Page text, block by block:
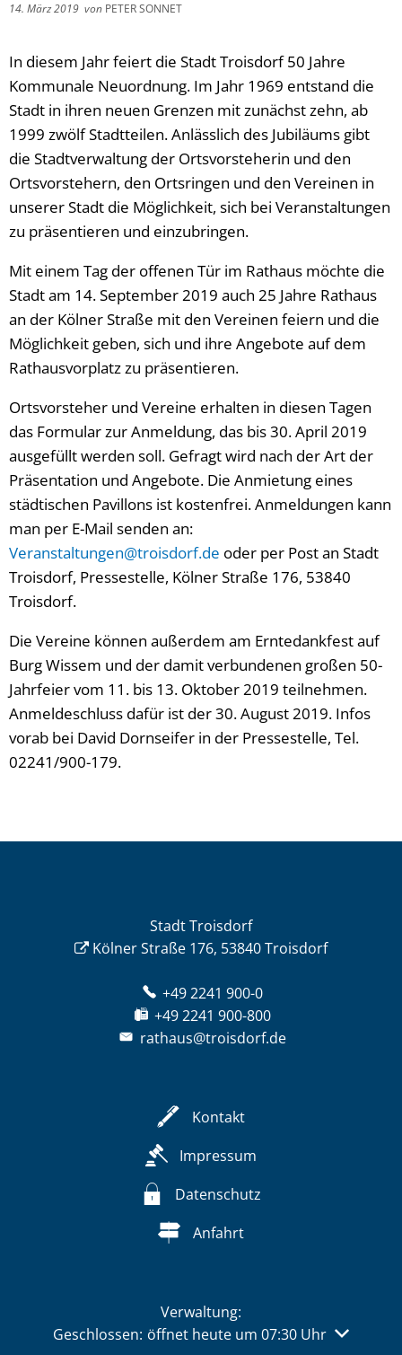
14. März 2019 von PETER SONNET
In diesem Jahr feiert die Stadt Troisdorf 50 Jahre
Kommunale Neuordnung. Im Jahr 1969 entstand die
Stadt in ihren neuen Grenzen mit zunächst zehn, ab
1999 zwölf Stadtteilen. Anlässlich des Jubiläums gibt
die Stadtverwaltung der Ortsvorsteherin und den
Ortsvorstehern, den Ortsringen und den Vereinen in
unserer Stadt die Möglichkeit, sich bei Veranstaltungen
zu präsentieren und einzubringen.
Mit einem Tag der offenen Tür im Rathaus möchte die
Stadt am 14. September 2019 auch 25 Jahre Rathaus
an der Kölner Straße mit den Vereinen feiern und die
Möglichkeit geben, sich und ihre Angebote auf dem
Rathausvorplatz zu präsentieren.
Ortsvorsteher und Vereine erhalten in diesen Tagen
das Formular zur Anmeldung, das bis 30. April 2019
ausgefüllt werden soll. Gefragt wird nach der Art der
Präsentation und Angebote. Die Anmietung eines
städtischen Pavillons ist kostenfrei. Anmeldungen kann
man per E-Mail senden an:
Veranstaltungen@troisdorf.de oder per Post an Stadt
Troisdorf, Pressestelle, Kölner Straße 176, 53840
Troisdorf.
Die Vereine können außerdem am Erntedankfest auf
Burg Wissem und der damit verbundenen großen 50-
Jahrfeier vom 11. bis 13. Oktober 2019 teilnehmen.
Anmeldeschluss dafür ist der 30. August 2019. Infos
vorab bei David Dornseifer in der Pressestelle, Tel.
02241/900-179.
Stadt Troisdorf
Kölner Straße 176, 53840 Troisdorf
+49 2241 900-0
+49 2241 900-800
rathaus@troisdorf.de
Kontakt
Impressum
Datenschutz
Anfahrt
Verwaltung:
Klicken, um weitere Öffnungs- oder Schließzeiten
Geschlossen: öffnet heute um 07:30 Uhr